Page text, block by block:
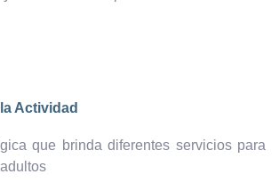
Actividad
que brinda diferentes servicios para